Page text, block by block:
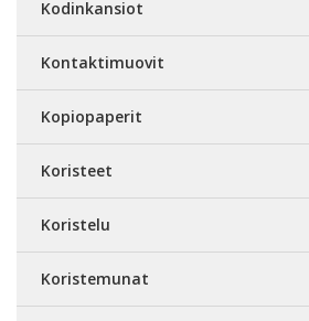
Kodinkansiot
Kontaktimuovit
Kopiopaperit
Koristeet
Koristelu
Koristemunat